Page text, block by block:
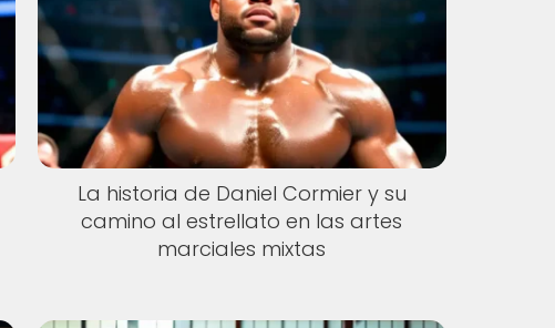
La historia de Daniel Cormier y su
camino al estrellato en las artes
marciales mixtas